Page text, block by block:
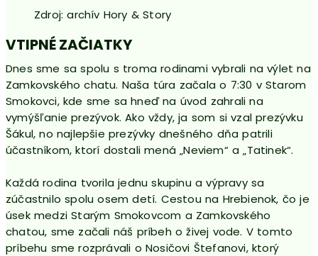
Zdroj: archív Hory & Story
VTIPNÉ ZAČIATKY
Dnes sme sa spolu s troma rodinami vybrali na výlet na
Zamkovského chatu. Naša túra začala o 7:30 v Starom
Smokovci, kde sme sa hneď na úvod zahrali na
vymýšľanie prezývok. Ako vždy, ja som si vzal prezývku
Šákul, no najlepšie prezývky dnešného dňa patrili
účastníkom, ktorí dostali mená „Neviem“ a „Tatinek“.
Každá rodina tvorila jednu skupinu a výpravy sa
zúčastnilo spolu osem detí. Cestou na Hrebienok, čo je
úsek medzi Starým Smokovcom a Zamkovského
chatou, sme začali náš príbeh o živej vode. V tomto
príbehu sme rozprávali o Nosičovi Štefanovi, ktorý